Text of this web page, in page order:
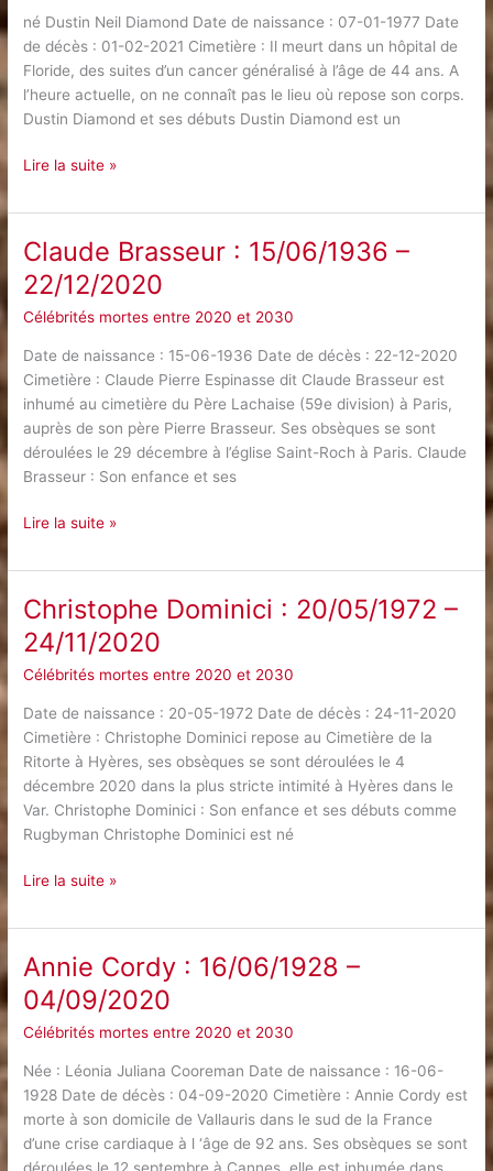
né Dustin Neil Diamond Date de naissance : 07-01-1977 Date
de décès : 01-02-2021 Cimetière : Il meurt dans un hôpital de
Floride, des suites d’un cancer généralisé à l’âge de 44 ans. A
l’heure actuelle, on ne connaît pas le lieu où repose son corps.
Dustin Diamond et ses débuts Dustin Diamond est un
Dustin
:
07/01/1977
–
01/02/2021
Lire la suite »
Claude Brasseur : 15/06/1936 –
22/12/2020
Célébrités mortes entre 2020 et 2030
Date de naissance : 15-06-1936 Date de décès : 22-12-2020
Cimetière : Claude Pierre Espinasse dit Claude Brasseur est
inhumé au cimetière du Père Lachaise (59e division) à Paris,
auprès de son père Pierre Brasseur. Ses obsèques se sont
déroulées le 29 décembre à l’église Saint-Roch à Paris. Claude
Brasseur : Son enfance et ses
Claude
:
15/06/1936
–
22/12/2020
Lire la suite »
Christophe Dominici : 20/05/1972 –
24/11/2020
Célébrités mortes entre 2020 et 2030
Date de naissance : 20-05-1972 Date de décès : 24-11-2020
Cimetière : Christophe Dominici repose au Cimetière de la
Ritorte à Hyères, ses obsèques se sont déroulées le 4
décembre 2020 dans la plus stricte intimité à Hyères dans le
Var. Christophe Dominici : Son enfance et ses débuts comme
Rugbyman Christophe Dominici est né
Christophe
:
20/05/1972
–
24/11/2020
Lire la suite »
Annie Cordy : 16/06/1928 –
04/09/2020
Célébrités mortes entre 2020 et 2030
Née : Léonia Juliana Cooreman Date de naissance : 16-06-
1928 Date de décès : 04-09-2020 Cimetière : Annie Cordy est
morte à son domicile de Vallauris dans le sud de la France
d’une crise cardiaque à l ‘âge de 92 ans. Ses obsèques se sont
déroulées le 12 septembre à Cannes, elle est inhumée dans